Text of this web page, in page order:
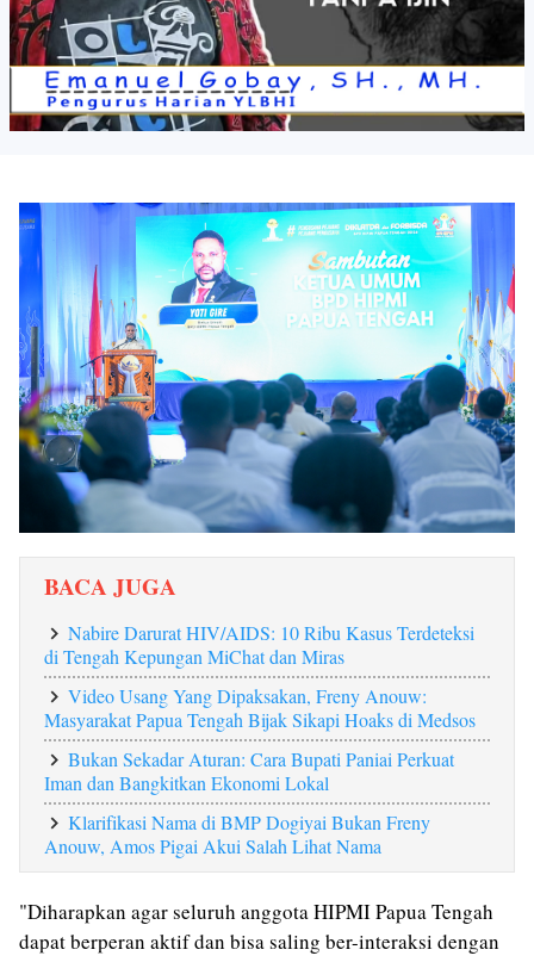
BACA JUGA
Nabire Darurat HIV/AIDS: 10 Ribu Kasus Terdeteksi
di Tengah Kepungan MiChat dan Miras
Video Usang Yang Dipaksakan, Freny Anouw:
Masyarakat Papua Tengah Bijak Sikapi Hoaks di Medsos
Bukan Sekadar Aturan: Cara Bupati Paniai Perkuat
Iman dan Bangkitkan Ekonomi Lokal‎
Klarifikasi Nama di BMP Dogiyai Bukan Freny
Anouw, Amos Pigai Akui Salah Lihat Nama
‎"Diharapkan agar seluruh anggota HIPMI Papua Tengah
dapat berperan aktif dan bisa saling ber-interaksi dengan